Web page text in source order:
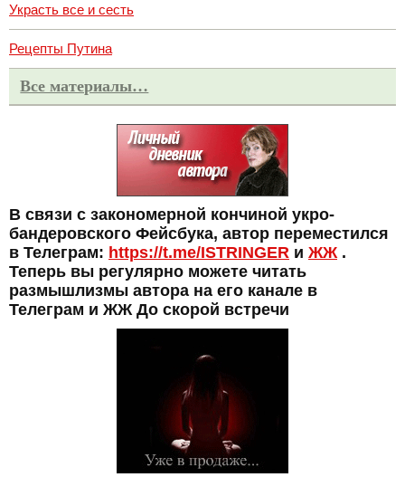
Украсть все и сесть
Рецепты Путина
Все материалы…
В связи с закономерной кончиной укро-
бандеровского Фейсбука, автор переместился
в Телеграм: https://t.me/ISTRINGER и ЖЖ.
Теперь вы регулярно можете читать
размышлизмы автора на его канале в
Телеграм и ЖЖ До скорой встречи